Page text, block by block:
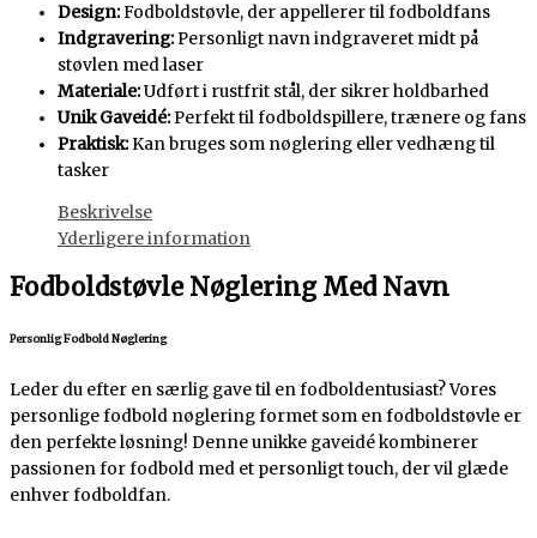
Design:Fodboldstøvle, der appellerer til fodboldfans
Indgravering: Personligt navn indgraveret midt på
støvlen med laser
Materiale:Udført i rustfrit stål, der sikrer holdbarhed
Unik Gaveidé: Perfekt til fodboldspillere, trænere og fans
Praktisk:Kan bruges som nøglering eller vedhæng til
tasker
Beskrivelse
Yderligere information
Fodboldstøvle Nøglering Med Navn
Personlig Fodbold Nøglering
Leder du efter en særlig gave til en fodboldentusiast? Vores
personlige fodbold nøglering formet som en fodboldstøvle er
den perfekte løsning! Denne unikke gaveidé kombinerer
passionen for fodbold med et personligt touch, der vil glæde
enhver fodboldfan.